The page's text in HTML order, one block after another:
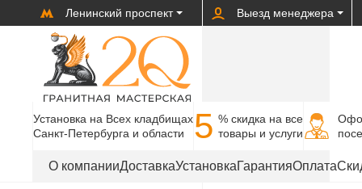
Ленинский проспект Выезд менеджера
Установка на Всех кладбищах
Санкт-Петербурга и области
5 % cкидка на все
товары и услуги
О компанииДоставкаУстановкаГарантияОплата